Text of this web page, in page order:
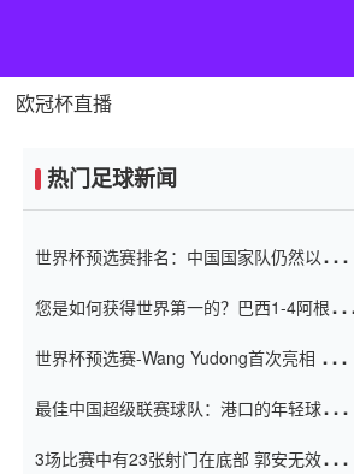
欧冠杯直播
热门足球新闻
世界杯预选赛排名：中国国家队仍然以6分
您是如何获得世界第一的？巴西1-4阿根
世界杯预选赛-Wang Yudong首次亮相 中国
最佳中国超级联赛球队：港口的年轻球员在
（Taishan）
3场比赛中有23张射门在底部 郭安无效传球